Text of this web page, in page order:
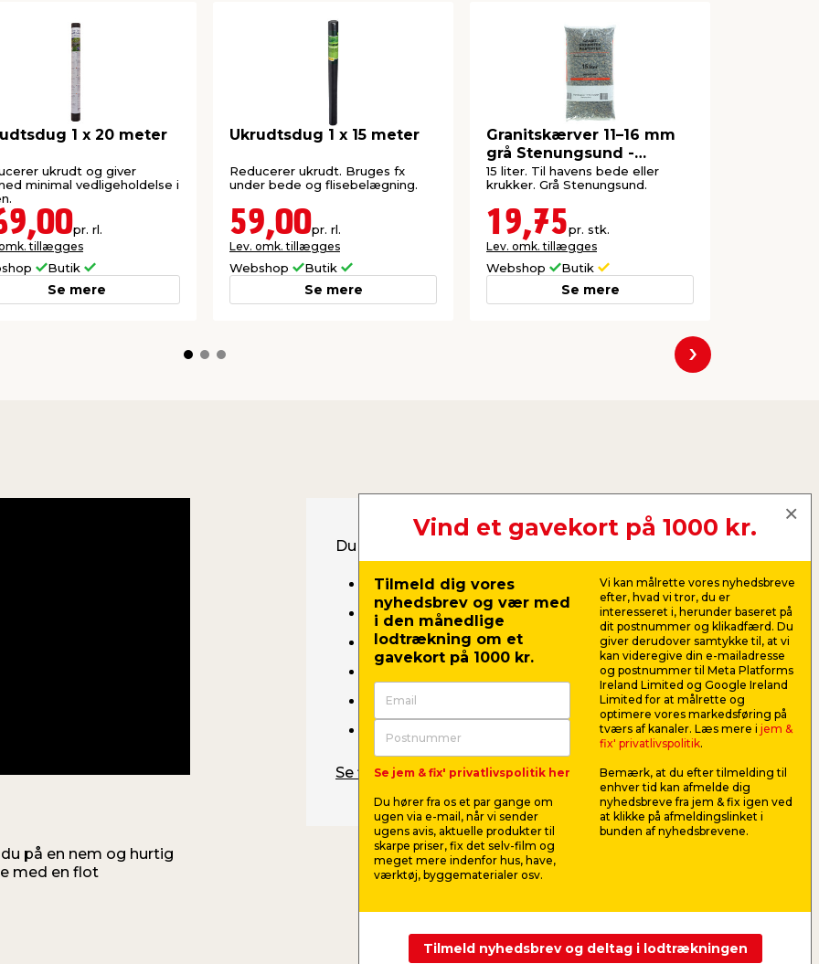
1 x 20 meter
ukrudt og giver
minimal vedligeholdelse i
pr. rl.
tillægges
Butik
Se mere
Ukrudtsdug 1 x 15 meter
Reducerer ukrudt. Bruges fx
under bede og flisebelægning.
59,00pr. rl.
Lev. omk. tillægges
Webshop Butik
Se mere
Granitskærver 11–16 mm
grå Stenungsund -
Safestone
15 liter. Til havens bede eller
krukker. Grå Stenungsund.
19,75pr. stk.
Lev. omk. tillægges
Webshop Butik
Se mere
Næste
på en nem og hurtig
med en flot
Du skal bruge:
Kantskærer
Kantsten
Bedkant
Mukkert
Tommestok
Se filmen og hele materialelisten her
Vind et gavekort på 1000 kr.
Tilmeld dig vores
nyhedsbrev og vær med
i den månedlige
lodtrækning om et
gavekort på 1000 kr.
Se jem & fix' privatlivspolitik her
Du hører fra os et par gange om
ugen via e-mail, når vi sender
ugens avis, aktuelle produkter til
skarpe priser, fix det selv-film og
meget mere indenfor hus, have,
værktøj, byggematerialer osv.
Vi kan målrette vores nyhedsbreve
efter, hvad vi tror, du er
interesseret i, herunder baseret på
dit postnummer og klikadfærd. Du
giver derudover samtykke til, at vi
kan videregive din e-mailadresse
og postnummer til Meta Platforms
Ireland Limited og Google Ireland
Limited for at målrette og
optimere vores markedsføring på
tværs af kanaler. Læs mere i jem &
fix' privatlivspolitik.
Bemærk, at du efter tilmelding til
enhver tid kan afmelde dig
nyhedsbreve fra jem & fix igen ved
at klikke på afmeldingslinket i
bunden af nyhedsbrevene.
Tilmeld nyhedsbrev og deltag i lodtrækningen